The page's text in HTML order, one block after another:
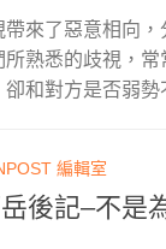
來了惡意相向，
熟悉的歧視，常
和對方是否弱勢
編輯室
後記–不是